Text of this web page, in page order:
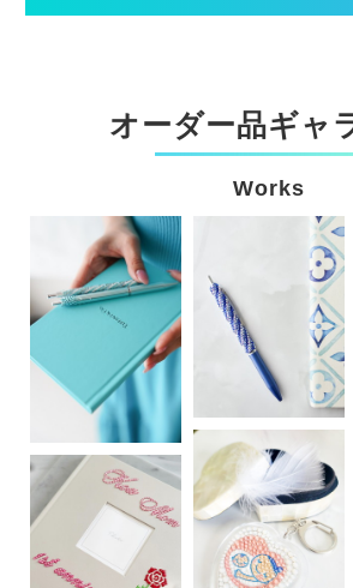
オーダー品ギャ
Works